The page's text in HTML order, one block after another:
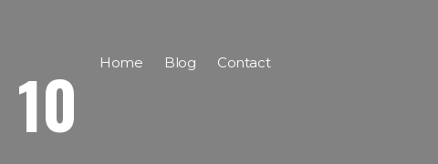
Home Blog Contact